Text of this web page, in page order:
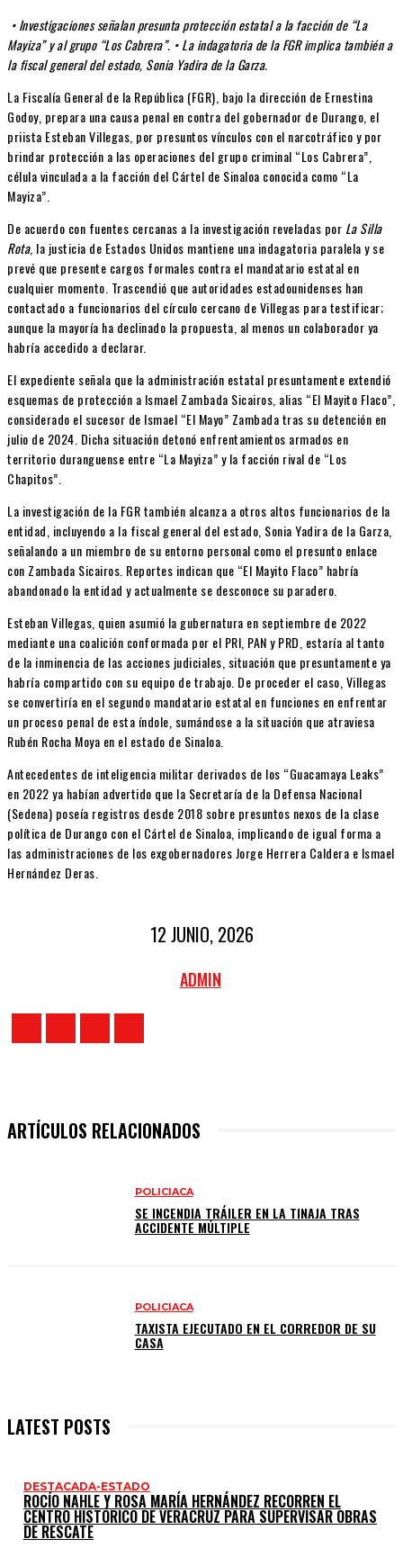
• Investigaciones señalan presunta protección estatal a la facción de “La
Mayiza” y al grupo “Los Cabrera”. • La indagatoria de la FGR implica también a
la fiscal general del estado, Sonia Yadira de la Garza.
La Fiscalía General de la República (FGR), bajo la dirección de Ernestina
Godoy, prepara una causa penal en contra del gobernador de Durango, el
priista Esteban Villegas, por presuntos vínculos con el narcotráfico y por
brindar protección a las operaciones del grupo criminal “Los Cabrera”,
célula vinculada a la facción del Cártel de Sinaloa conocida como “La
Mayiza”.
De acuerdo con fuentes cercanas a la investigación reveladas por La Silla
Rota, la justicia de Estados Unidos mantiene una indagatoria paralela y se
prevé que presente cargos formales contra el mandatario estatal en
cualquier momento. Trascendió que autoridades estadounidenses han
contactado a funcionarios del círculo cercano de Villegas para testificar;
aunque la mayoría ha declinado la propuesta, al menos un colaborador ya
habría accedido a declarar.
El expediente señala que la administración estatal presuntamente extendió
esquemas de protección a Ismael Zambada Sicairos, alias “El Mayito Flaco”,
considerado el sucesor de Ismael “El Mayo” Zambada tras su detención en
julio de 2024. Dicha situación detonó enfrentamientos armados en
territorio duranguense entre “La Mayiza” y la facción rival de “Los
Chapitos”.
La investigación de la FGR también alcanza a otros altos funcionarios de la
entidad, incluyendo a la fiscal general del estado, Sonia Yadira de la Garza,
señalando a un miembro de su entorno personal como el presunto enlace
con Zambada Sicairos. Reportes indican que “El Mayito Flaco” habría
abandonado la entidad y actualmente se desconoce su paradero.
Esteban Villegas, quien asumió la gubernatura en septiembre de 2022
mediante una coalición conformada por el PRI, PAN y PRD, estaría al tanto
de la inminencia de las acciones judiciales, situación que presuntamente ya
habría compartido con su equipo de trabajo. De proceder el caso, Villegas
se convertiría en el segundo mandatario estatal en funciones en enfrentar
un proceso penal de esta índole, sumándose a la situación que atraviesa
Rubén Rocha Moya en el estado de Sinaloa.
Antecedentes de inteligencia militar derivados de los “Guacamaya Leaks”
en 2022 ya habían advertido que la Secretaría de la Defensa Nacional
(Sedena) poseía registros desde 2018 sobre presuntos nexos de la clase
política de Durango con el Cártel de Sinaloa, implicando de igual forma a
las administraciones de los exgobernadores Jorge Herrera Caldera e Ismael
Hernández Deras.
12 JUNIO, 2026
ADMIN
ARTÍCULOS RELACIONADOS
POLICIACA
SE INCENDIA TRÁILER EN LA TINAJA TRAS
ACCIDENTE MÚLTIPLE
POLICIACA
TAXISTA EJECUTADO EN EL CORREDOR DE SU
CASA
LATEST POSTS
DESTACADA-ESTADO
ROCÍO NAHLE Y ROSA MARÍA HERNÁNDEZ RECORREN EL
CENTRO HISTÓRICO DE VERACRUZ PARA SUPERVISAR OBRAS
DE RESCATE